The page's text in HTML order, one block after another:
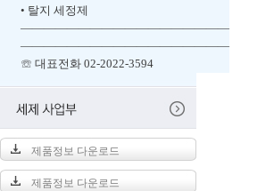
• 탈지 세정제
――――――――――――――――――
――――――――――――――――――
☏ 대표전화 02-2022-3594
제품정보 다운로드
제품정보 다운로드